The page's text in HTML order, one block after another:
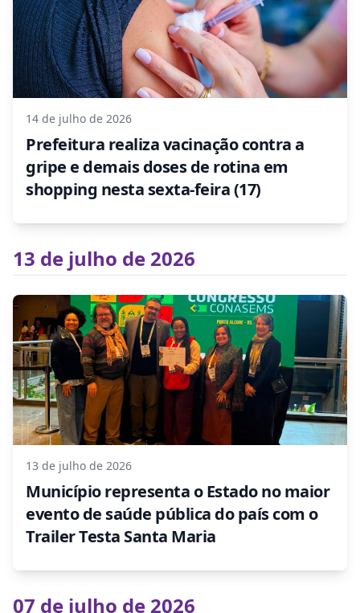
14 de julho de 2026
Prefeitura realiza vacinação contra a
gripe e demais doses de rotina em
shopping nesta sexta-feira (17)
13 de julho de 2026
13 de julho de 2026
Município representa o Estado no maior
evento de saúde pública do país com o
Trailer Testa Santa Maria
07 de julho de 2026